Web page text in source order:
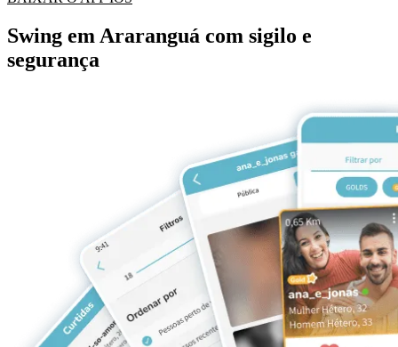
Swing em Araranguá com sigilo e
segurança